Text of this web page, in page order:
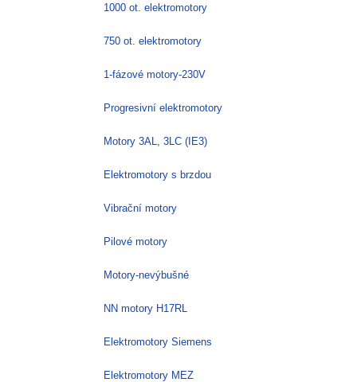
1000 ot. elektromotory
750 ot. elektromotory
1-fázové motory-230V
Progresivní elektromotory
Motory 3AL, 3LC (IE3)
Elektromotory s brzdou
Vibrační motory
Pilové motory
Motory-nevýbušné
NN motory H17RL
Elektromotory Siemens
Elektromotory MEZ